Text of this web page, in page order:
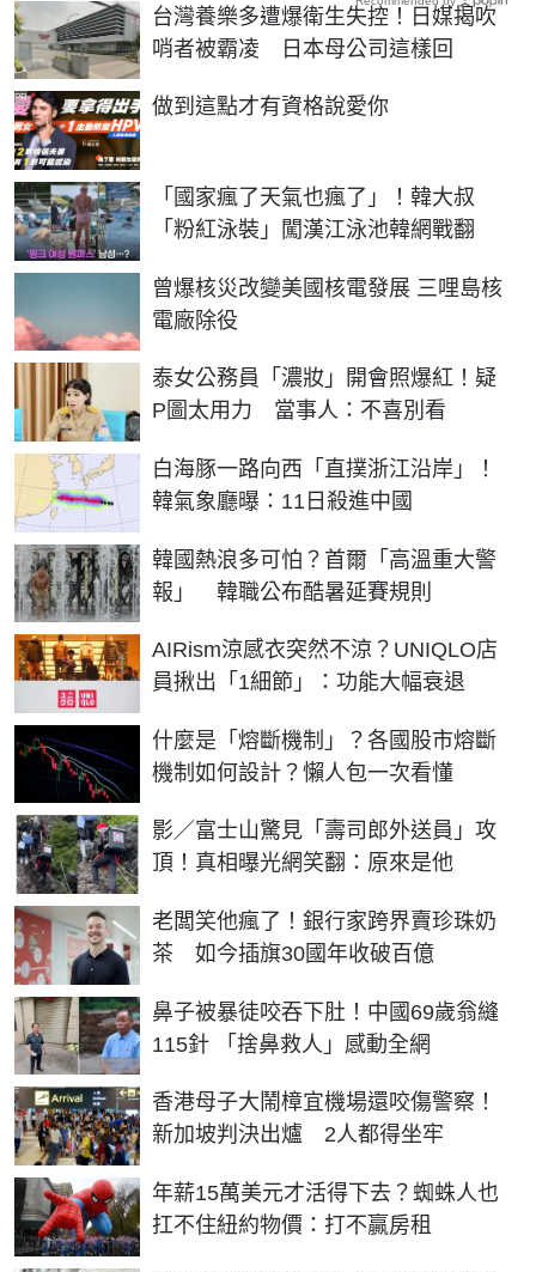
台灣養樂多遭爆衛生失控！日媒揭吹
哨者被霸凌 日本母公司這樣回
做到這點才有資格說愛你
PR
「國家瘋了天氣也瘋了」！韓大叔
「粉紅泳裝」闖漢江泳池韓網戰翻
曾爆核災改變美國核電發展 三哩島核
電廠除役
泰女公務員「濃妝」開會照爆紅！疑
P圖太用力 當事人：不喜別看
白海豚一路向西「直撲浙江沿岸」！
韓氣象廳曝：11日殺進中國
韓國熱浪多可怕？首爾「高溫重大警
報」 韓職公布酷暑延賽規則
AIRism涼感衣突然不涼？UNIQLO店
員揪出「1細節」：功能大幅衰退
什麼是「熔斷機制」？各國股市熔斷
機制如何設計？懶人包一次看懂
影／富士山驚見「壽司郎外送員」攻
頂！真相曝光網笑翻：原來是他
老闆笑他瘋了！銀行家跨界賣珍珠奶
茶 如今插旗30國年收破百億
鼻子被暴徒咬吞下肚！中國69歲翁縫
115針 「捨鼻救人」感動全網
香港母子大鬧樟宜機場還咬傷警察！
新加坡判決出爐 2人都得坐牢
年薪15萬美元才活得下去？蜘蛛人也
扛不住紐約物價：打不贏房租